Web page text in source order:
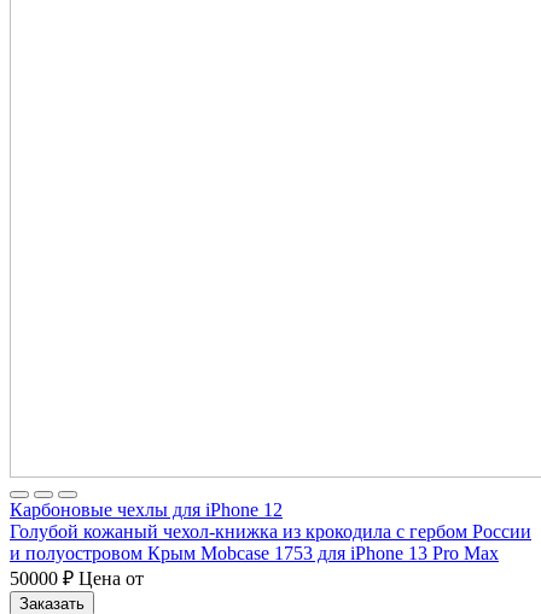
Карбоновые чехлы для iPhone 12
Голубой кожаный чехол-книжка из крокодила с гербом России
и полуостровом Крым Mobcase 1753 для iPhone 13 Pro Max
50000 ₽ Цена от
Заказать